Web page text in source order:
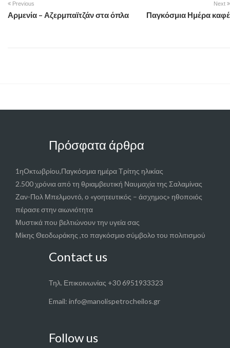
Previous
Αρμενία – Αζερμπαϊτζάν στα όπλα
Next
Παγκόσμια Ημέρα καφέ
Πρόσφατα άρθρα
1ηΟκτωβρίου,Παγκόσμια ημέρα Τρίτης ηλικίας
2.500 χρόνια από τη θριαμβευτική Ναυμαχία της Σαλαμίνας
Ζαν-Πολ Μπελμοντό, ο «γοητευτικός – άσχημος» ηθοποιός
πέρασε στην αιωνιότητα
Μυστικά που βελτιώνουν την υγεία σας
Μίκης Θεοδωράκης ,το παγκόσμιο σύμβολο του πολιτισμού
Contact us
Τηλ. Επικοινωνίας +30 6951933323
Email: info@manolispetrocheilos.gr
Follow us